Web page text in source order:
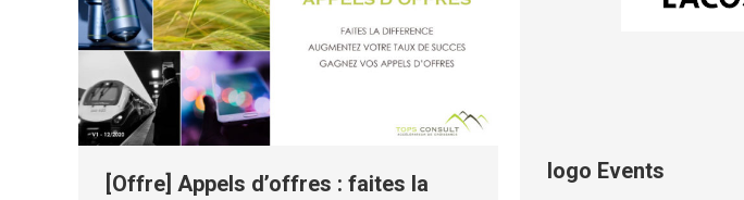
[Offre] Appels d’offres : faites la
logo Events